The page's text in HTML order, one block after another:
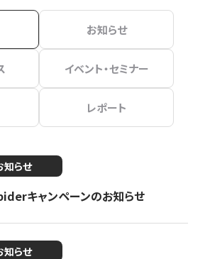
お知らせ
イベント・セミナー
レポート
知らせ
キャンペーンのお知らせ
知らせ